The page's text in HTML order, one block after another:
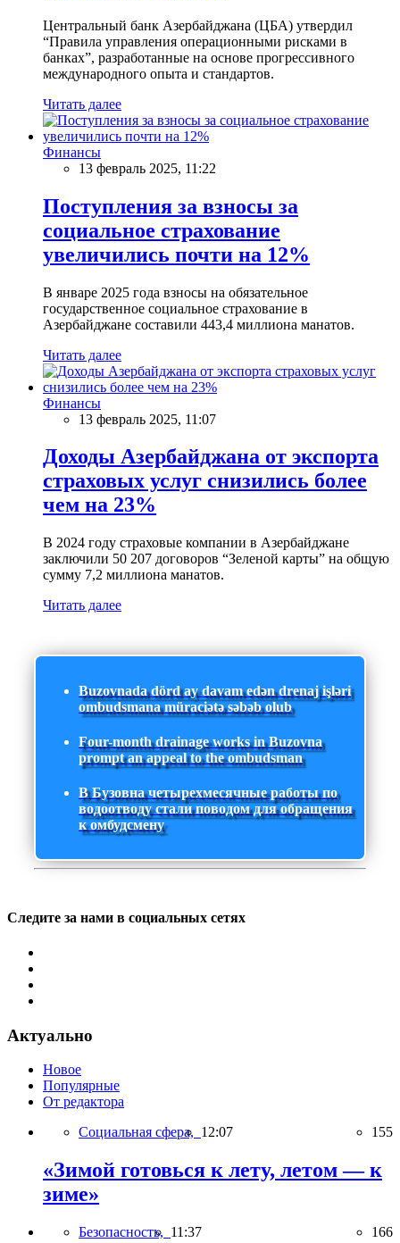
Центральный банк Азербайджана (ЦБА) утвердил
“Правила управления операционными рисками в
банках”, разработанные на основе прогрессивного
международного опыта и стандартов.
Читать далее
Финансы
13 февраль 2025, 11:22
Поступления за взносы за
социальное страхование
увеличились почти на 12%
В январе 2025 года взносы на обязательное
государственное социальное страхование в
Азербайджане составили 443,4 миллиона манатов.
Читать далее
Финансы
13 февраль 2025, 11:07
Доходы Азербайджана от экспорта
страховых услуг снизились более
чем на 23%
В 2024 году страховые компании в Азербайджане
заключили 50 207 договоров “Зеленой карты” на общую
сумму 7,2 миллиона манатов.
Читать далее
Buzovnada dörd ay davam edən drenaj işləri
ombudsmana müraciətə səbəb olub
Four-month drainage works in Buzovna
prompt an appeal to the ombudsman
В Бузовна четырехмесячные работы по
водоотводу стали поводом для обращения
к омбудсмену
Следите за нами в социальных сетях
Актуально
Новое
Популярные
От редактора
Социальная сфера, 12:07 155
«Зимой готовься к лету, летом — к
зиме»
Безопасность, 11:37 166